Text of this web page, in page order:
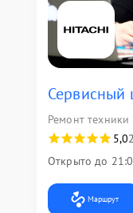
Сервисный
Ремонт техники
5,0
Открыто до
Маршрут